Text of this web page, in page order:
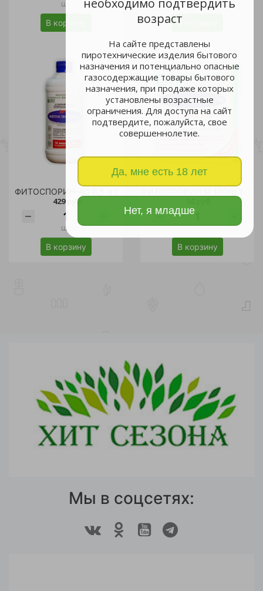
необходимо подтвердить
возраст
На сайте представлены
пиротехнические изделия бытового
назначения и потенциально опасные
газосодержащие товары бытового
назначения, при продаже которых
установлены возрастные
ограничения. Для доступа на сайт
подтвердите, пожалуйста, свое
совершеннолетие.
Да, мне есть 18 лет
Нет, я младше
шт
В корзину
шт
В корзину
ФИТОСПОРИН-АС 0,5 л /
429 руб.
шт
В корзину
шт
В корзину
Мы в соцсетях: